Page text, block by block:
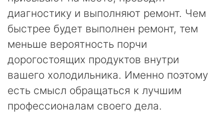
диагностику и выполняют ремонт. Чем
быстрее будет выполнен ремонт, тем
меньше вероятность порчи
дорогостоящих продуктов внутри
вашего холодильника. Именно поэтому
есть смысл обращаться к лучшим
профессионалам своего дела.